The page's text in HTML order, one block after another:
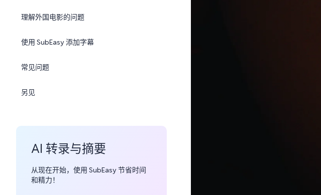
理解外国电影的问题
使用 SubEasy 添加字幕
常见问题
另见
AI 转录与摘要
从现在开始，使用 SubEasy 节省时间
和精力！